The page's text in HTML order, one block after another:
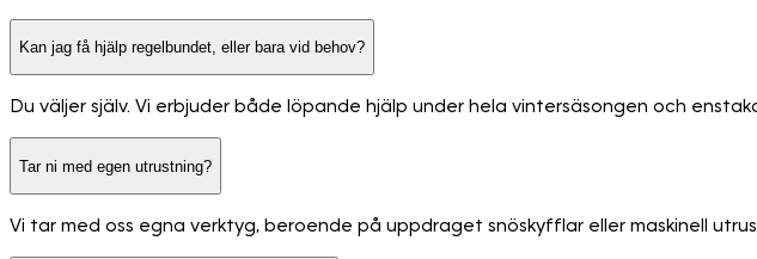
Kan jag få hjälp regelbundet, eller bara vid behov?
Du väljer själv. Vi erbjuder både löpande hjälp under hela vintersäsongen och
Tar ni med egen utrustning?
Vi tar med oss egna verktyg, beroende på uppdraget snöskyfflar eller maskinell